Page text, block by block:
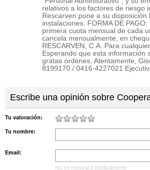
relativos a los factores de riesgo
Rescarven pone a su
instalaciones. FORMA DE
primera cuota mensual de cada
cancela mensualmente, en
RESCARVEN, C.A. Para
Esperando que esta información
gratas órdenes, Atentamente,
8199170 / 0416-4227021
Escribe una opinión sobre
Tu valoración:
Tu nombre:
Email:
No se mostrará públicamente